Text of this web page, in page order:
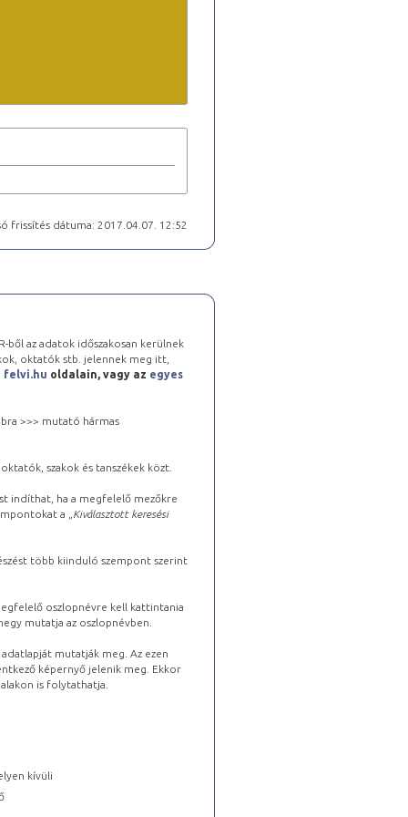
frissítés dátuma: 2017.04.07. 12:52
ből az adatok időszakosan kerülnek
oktatók stb. jelennek meg itt,
felvi.hu oldalain, vagy az egyes
>>> mutató hármas
szakok és tanszékek közt.
indíthat, ha a megfelelő mezőkre
a „ Kiválasztott keresési
több kiinduló szempont szerint
oszlopnévre kell kattintania
mutatja az oszlopnévben.
mutatják meg. Az ezen
képernyő jelenik meg. Ekkor
is folytathatja.
kívüli